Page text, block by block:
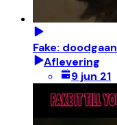
Fake: doodgaan
Aflevering
9 jun 21